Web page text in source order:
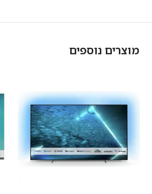
מוצרים נוספים